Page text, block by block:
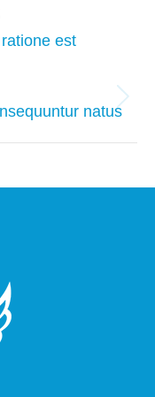
est
natus